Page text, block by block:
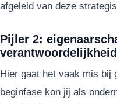
afgeleid van deze
Pijler 2:
Hier gaat het vaak mis bij
beginfase kon jij als